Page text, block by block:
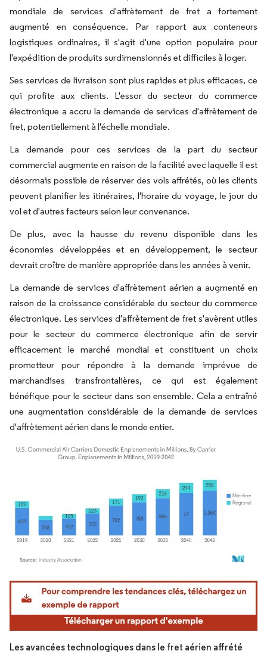
mondiale de services d'affrètement de fret a fortement
augmenté en conséquence. Par rapport aux conteneurs
logistiques ordinaires, il s'agit d'une option populaire pour
l'expédition de produits surdimensionnés et difficiles à loger.
Ses services de livraison sont plus rapides et plus efficaces, ce
qui profite aux clients. L'essor du secteur du commerce
électronique a accru la demande de services d'affrètement de
fret, potentiellement à l'échelle mondiale.
La demande pour ces services de la part du secteur
commercial augmente en raison de la facilité avec laquelle il est
désormais possible de réserver des vols affrétés, où les clients
peuvent planifier les itinéraires, l'horaire du voyage, le jour du
vol et d'autres facteurs selon leur convenance.
De plus, avec la hausse du revenu disponible dans les
économies développées et en développement, le secteur
devrait croître de manière appropriée dans les années à venir.
La demande de services d'affrètement aérien a augmenté en
raison de la croissance considérable du secteur du commerce
électronique. Les services d'affrètement de fret s'avèrent utiles
pour le secteur du commerce électronique afin de servir
efficacement le marché mondial et constituent un choix
prometteur pour répondre à la demande imprévue de
marchandises transfrontalières, ce qui est également
bénéfique pour le secteur dans son ensemble. Cela a entraîné
une augmentation considérable de la demande de services
d'affrètement aérien dans le monde entier.
Image © Mordor Intelligence. La réutilisation nécessite une attribution sous CC BY
Les avancées technologiques dans le fret aérien affrété